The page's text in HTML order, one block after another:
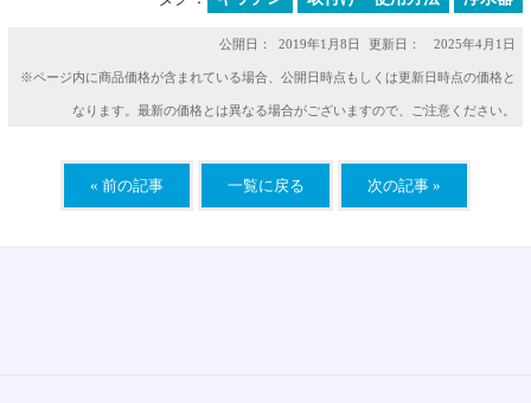
公開日： 2019年1月8日 更新日： 2025年4月1日
※ページ内に商品価格が含まれている場合、公開日時点もしくは更新日時点の価格と
なります。最新の価格とは異なる場合がございますので、ご注意ください。
« 前の記事 一覧に戻る 次の記事 »